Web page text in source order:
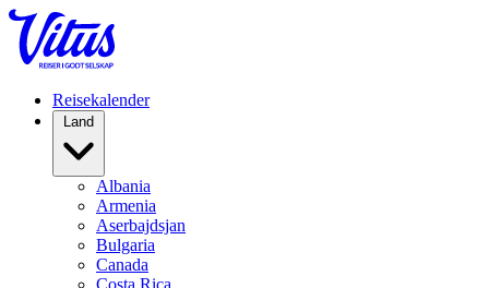
Reisekalender
Albania
Armenia
Aserbajdsjan
Bulgaria
Canada
Costa Rica